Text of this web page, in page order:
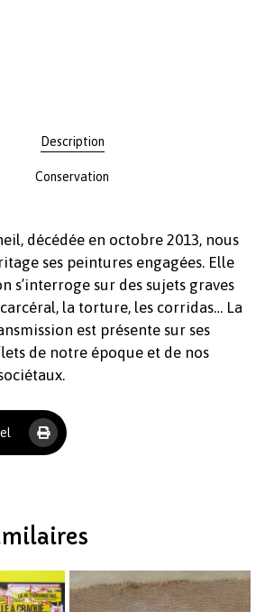
Revenir à l'Artotek
Description
Conservation
décédée en octobre 2013, nous
ses peintures engagées. Elle
s’interroge sur des sujets graves
la torture, les corridas… La
est présente sur ses
de notre époque et de nos